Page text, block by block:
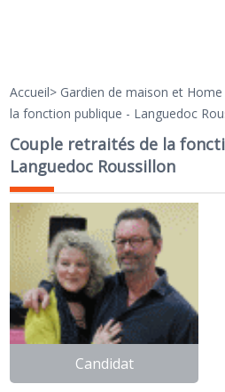
Accueil> Gardien de maison et
la fonction publique - Languedoc
Couple retraités de la
Languedoc Roussillon
Candidat